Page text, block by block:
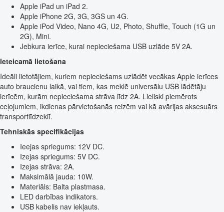
Apple iPad un iPad 2.
Apple iPhone 2G, 3G, 3GS un 4G.
Apple iPod Video, Nano 4G, U2, Photo, Shuffle, Touch (1G un
2G), Mini.
Jebkura ierīce, kurai nepieciešama USB uzlāde 5V 2A.
Ieteicamā lietošana
Ideāli lietotājiem, kuriem nepieciešams uzlādēt vecākas Apple ierīces
auto braucienu laikā, vai tiem, kas meklē universālu USB lādētāju
ierīcēm, kurām nepieciešama strāva līdz 2A. Lieliski piemērots
ceļojumiem, ikdienas pārvietošanās reizēm vai kā avārijas aksesuārs
transportlīdzeklī.
Tehniskās specifikācijas
Ieejas spriegums: 12V DC.
Izejas spriegums: 5V DC.
Izejas strāva: 2A.
Maksimālā jauda: 10W.
Materiāls: Balta plastmasa.
LED darbības indikators.
USB kabelis nav iekļauts.